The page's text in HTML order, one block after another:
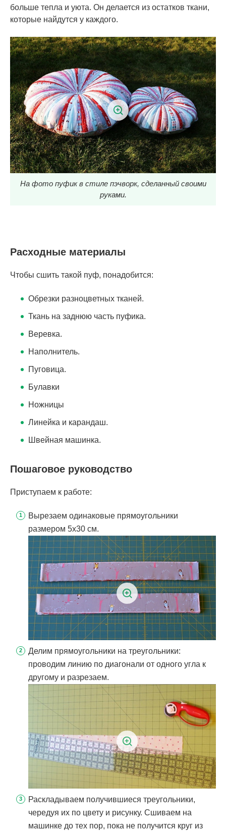
больше тепла и уюта. Он делается из остатков ткани,
которые найдутся у каждого.
На фото пуфик в стиле пэчворк, сделанный своими
руками.
Расходные материалы
Чтобы сшить такой пуф, понадобится:
Обрезки разноцветных тканей.
Ткань на заднюю часть пуфика.
Веревка.
Наполнитель.
Пуговица.
Булавки
Ножницы
Линейка и карандаш.
Швейная машинка.
Пошаговое руководство
Приступаем к работе:
Вырезаем одинаковые прямоугольники
размером 5х30 см.
Делим прямоугольники на треугольники:
проводим линию по диагонали от одного угла к
другому и разрезаем.
Раскладываем получившиеся треугольники,
чередуя их по цвету и рисунку. Сшиваем на
машинке до тех пор, пока не получится круг из